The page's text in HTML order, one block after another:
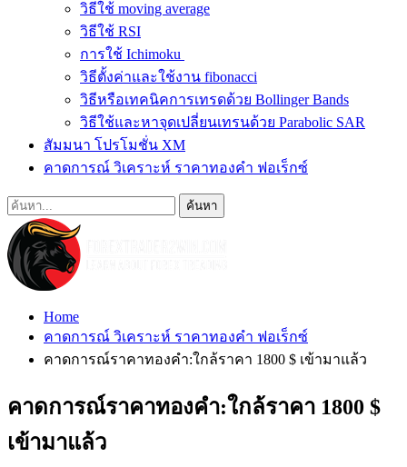
วิธีใช้ moving average
วิธีใช้ RSI
การใช้ Ichimoku
วิธีตั้งค่าและใช้งาน fibonacci
วิธีหรือเทคนิคการเทรดด้วย Bollinger Bands
วิธีใช้และหาจุดเปลี่ยนเทรนด้วย Parabolic SAR
สัมมนา โปรโมชั่น XM
คาดการณ์ วิเคราะห์ ราคาทองคำ ฟอเร็กซ์
Home
คาดการณ์ วิเคราะห์ ราคาทองคำ ฟอเร็กซ์
คาดการณ์ราคาทองคำ:ใกล้ราคา 1800 $ เข้ามาแล้ว
คาดการณ์ราคาทองคำ:ใกล้ราคา 1800 $
เข้ามาแล้ว